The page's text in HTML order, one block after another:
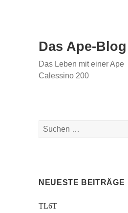
Das Ape-Blog
Das Leben mit einer Ape
Calessino 200
Suche
nach:
NEUESTE BEITRÄGE
TL6T